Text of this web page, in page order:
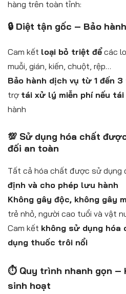
hàng trên toàn tỉnh:
🔒 Diệt tận gốc – Bảo
Cam kết loại bỏ triệt đểcác
muỗi, gián, kiến, chuột, rệp…
Bảo hành dịch vụ từ 1 đến
trợ tái xử lý miễn phí nếu
hành
💯 Sử dụng hóa chất
đối an toàn
Tất cả hóa chất được sử dụng
định và cho phép lưu hành
Không gây độc, không gây
trẻ nhỏ, người cao tuổi và vật
Cam kết không sử dụng hóa
dụng thuốc trôi nổi
⏱️ Quy trình nhanh gọn –
sinh hoạt